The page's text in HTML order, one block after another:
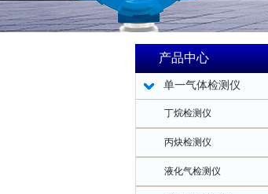
产品中心
单一气体检测仪
丁烷检测仪
丙炔检测仪
液化气检测仪